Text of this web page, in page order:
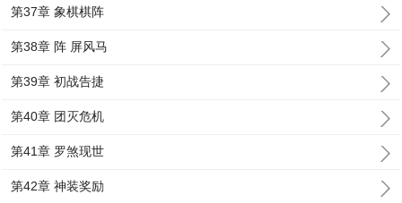
第37章 象棋棋阵
第38章 阵 屏风马
第39章 初战告捷
第40章 团灭危机
第41章 罗煞现世
第42章 神装奖励